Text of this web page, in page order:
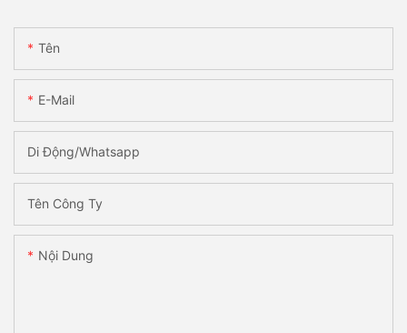
Tên
E-Mail
Di Động/Whatsapp
Tên Công Ty
Nội Dung